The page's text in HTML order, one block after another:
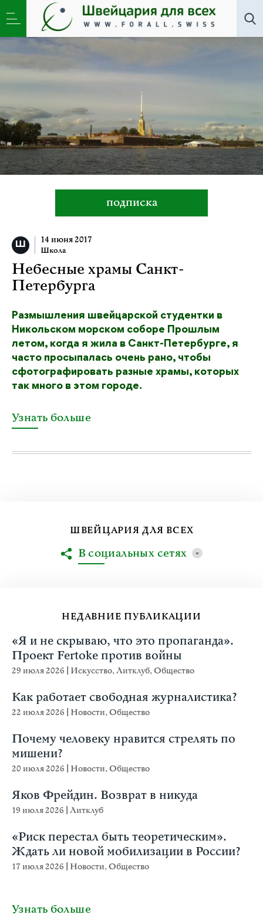
Все авторы»Самира Мюллер
подписка
14 июня 2017
Школа
Небесные храмы Санкт-
Петербурга
Размышления швейцарской студентки в
Никольском морском соборе Прошлым
летом, когда я жила в Санкт-Петербурге, я
часто просыпалась очень рано, чтобы
сфотографировать разные храмы, которых
так много в этом городе.
Узнать больше
НЕДАВНИЕ ПУБЛИКАЦИИ
«Я и не скрываю, что это пропаганда».
Проект Fertoke против войны
29 июля 2026 Искусство,Литклуб,Общество
Как работает свободная журналистика?
22 июля 2026 Новости,Общество
Почему человеку нравится стрелять по
мишени?
20 июля 2026 Новости,Общество
Яков Фрейдин. Возврат в никуда
19 июля 2026 Литклуб
«Риск перестал быть теоретическим».
Ждать ли новой мобилизации в России?
17 июля 2026 Новости,Общество
Узнать больше
ШВЕЙЦАРИЯ ДЛЯ ВСЕХ
В социальных сетях